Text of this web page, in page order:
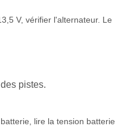
V, vérifier l'alternateur. Le
pistes.
lire la tension